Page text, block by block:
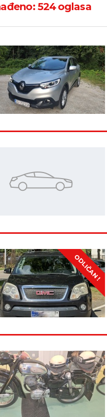
524oglasa
ODLIČAN !